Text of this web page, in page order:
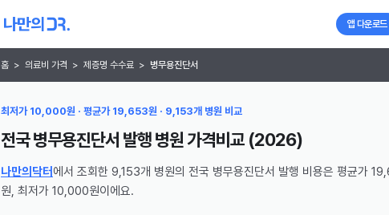
앱 다운로드
홈 > 의료비 가격 > 제증명 수수료 > 병무용진단서
최저가 10,000원 · 평균가 19,653원 · 9,153개 병원 비교
전국 병무용진단서 발행 병원가격비교 (2026)
나만의닥터 에서 조회한 9,153개 병원의 전국 병무용진단서 발행 비용은 평균가
원, 최저가 10,000원이에요.